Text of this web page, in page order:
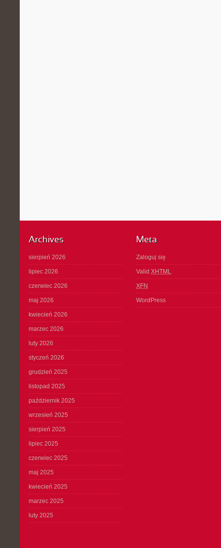
Archives
sierpień 2026
lipiec 2026
czerwiec 2026
maj 2026
kwiecień 2026
marzec 2026
luty 2026
styczeń 2026
grudzień 2025
listopad 2025
październik 2025
wrzesień 2025
sierpień 2025
lipiec 2025
czerwiec 2025
maj 2025
kwiecień 2025
marzec 2025
luty 2025
Meta
Zaloguj się
Valid XHTML
XFN
WordPress